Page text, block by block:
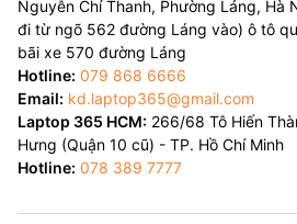
Nguyễn Chí Thanh, Phường Láng, Hà
đi từ ngõ 562 đường Láng vào) ô tô
bãi xe 570 đường Láng
Hotline: 079 868 6666
Email: kd.laptop365@gmail.com
Laptop 365 HCM: 266/68 Tô Hiến
Hưng (Quận 10 cũ) - TP. Hồ Chí Minh
Hotline: 078 389 7777